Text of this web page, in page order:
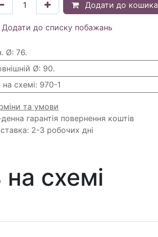
Додати до кошика
Додати до списку побажань
Ø: 76.
Ø: 90.
схемі: 970-1
та умови
гарантія повернення коштів
2-3 робочих дні
схемі